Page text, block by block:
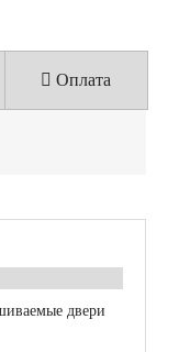
Оплата
двери